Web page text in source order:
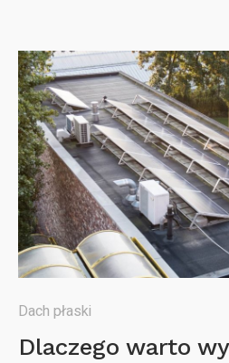
Dach płaski
Dlaczego warto